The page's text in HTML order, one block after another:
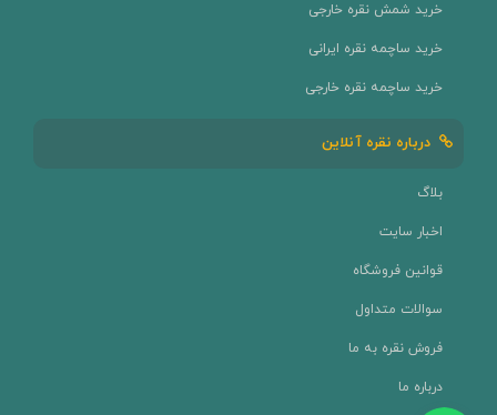
خرید شمش نقره خارجی
خرید ساچمه نقره ایرانی
خرید ساچمه نقره خارجی
درباره نقره آنلاین
بلاگ
اخبار سایت
قوانین فروشگاه
سوالات متداول
فروش نقره به ما
درباره ما